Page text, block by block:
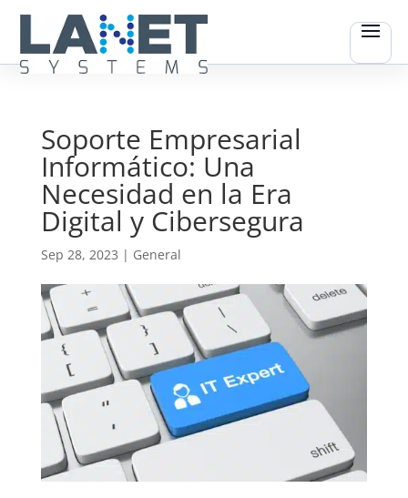
Soporte Empresarial
Informático: Una
Necesidad en la Era
Digital y Cibersegura
Sep 28, 2023 | General